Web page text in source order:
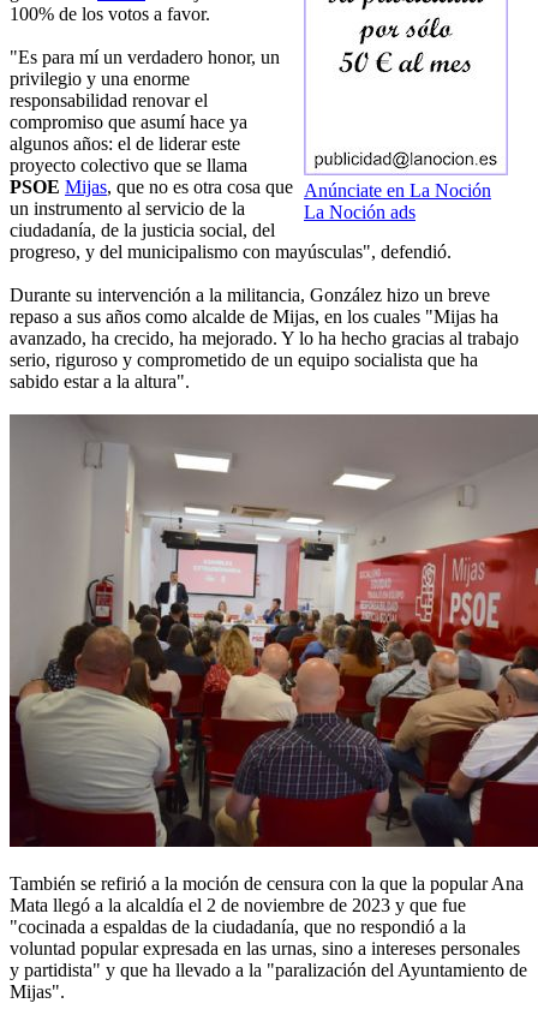
Anúnciate en La Noción
La Noción ads
100% de los votos a favor.
"Es para mí un verdadero honor, un
privilegio y una enorme
responsabilidad renovar el
compromiso que asumí hace ya
algunos años: el de liderar este
proyecto colectivo que se llama
PSOE Mijas, que no es otra cosa que
un instrumento al servicio de la
ciudadanía, de la justicia social, del
progreso, y del municipalismo con mayúsculas", defendió.
Durante su intervención a la militancia, González hizo un breve
repaso a sus años como alcalde de Mijas, en los cuales "Mijas ha
avanzado, ha crecido, ha mejorado. Y lo ha hecho gracias al trabajo
serio, riguroso y comprometido de un equipo socialista que ha
sabido estar a la altura".
También se refirió a la moción de censura con la que la popular Ana
Mata llegó a la alcaldía el 2 de noviembre de 2023 y que fue
"cocinada a espaldas de la ciudadanía, que no respondió a la
voluntad popular expresada en las urnas, sino a intereses personales
y partidista" y que ha llevado a la "paralización del Ayuntamiento de
Mijas".